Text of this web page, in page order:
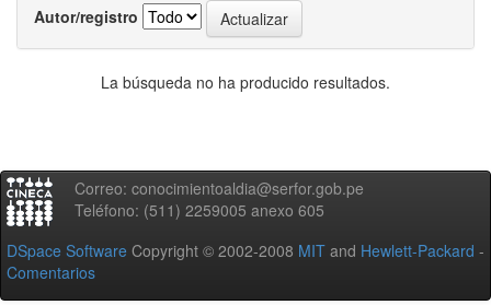
Autor/registro
La búsqueda no ha producido resultados.
Correo: conocimientoaldia@serfor.gob.pe
Teléfono: (511) 2259005 anexo 605
DSpace Software Copyright © 2002-2008 MIT and Hewlett-Packard -
Comentarios